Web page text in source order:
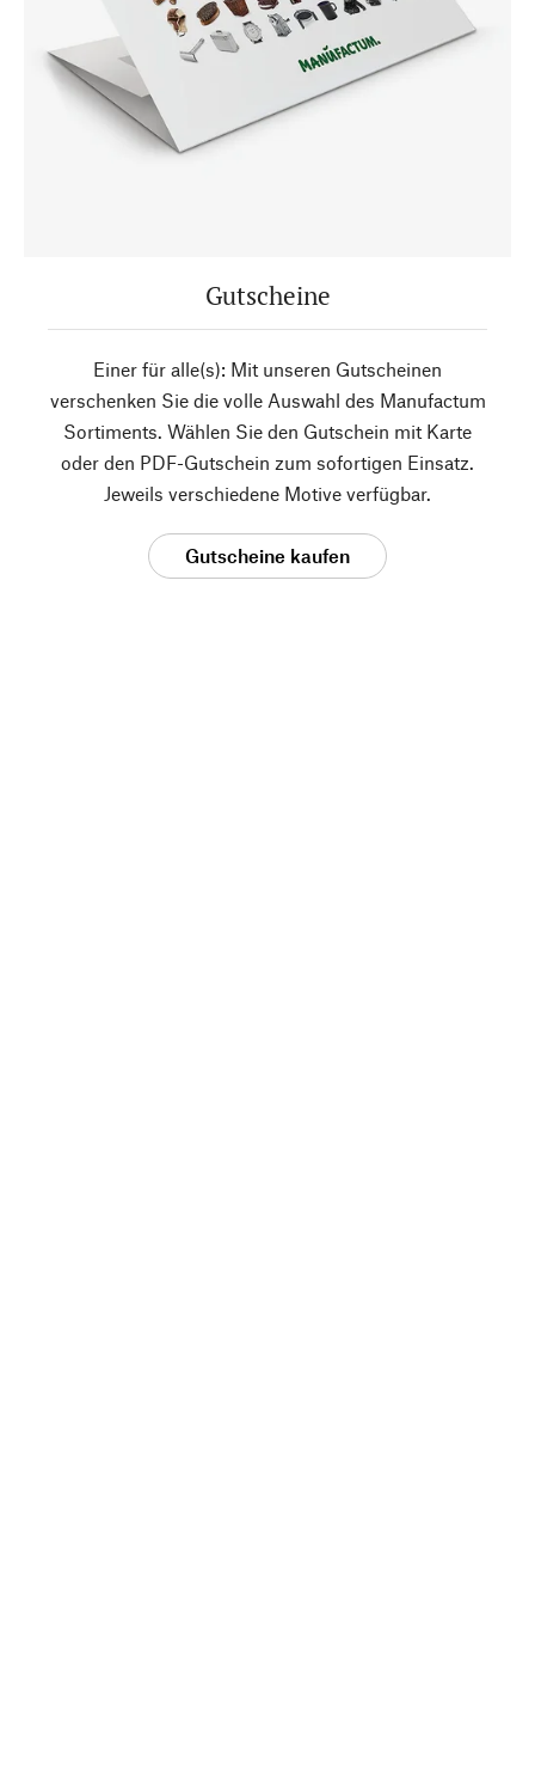
Gutscheine
Einer für alle(s): Mit unseren Gutscheinen
verschenken Sie die volle Auswahl des Manufactum
Sortiments. Wählen Sie den Gutschein mit Karte
oder den PDF-Gutschein zum sofortigen Einsatz.
Jeweils verschiedene Motive verfügbar.
Gutscheine kaufen